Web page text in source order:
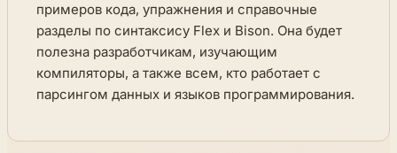
примеров кода, упражнения и справочные
разделы по синтаксису Flex и Bison. Она будет
полезна разработчикам, изучающим
компиляторы, а также всем, кто работает с
парсингом данных и языков программирования.